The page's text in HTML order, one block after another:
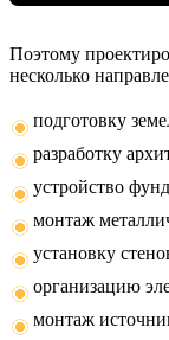
Поэтому
несколько
подготовку
разработку
устройство
монтаж
установку
организацию
монтаж